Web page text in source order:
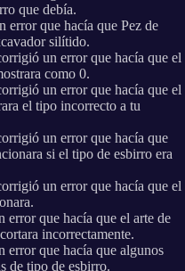
que debía.
error que hacía que Pez de
silítido.
un error que hacía que el
como 0.
un error que hacía que el
el tipo incorrecto a tu
un error que hacía que
si el tipo de esbirro era
un error que hacía que el
que hacía que el arte de
incorrectamente.
error que hacía que algunos
de tipo de esbirro.